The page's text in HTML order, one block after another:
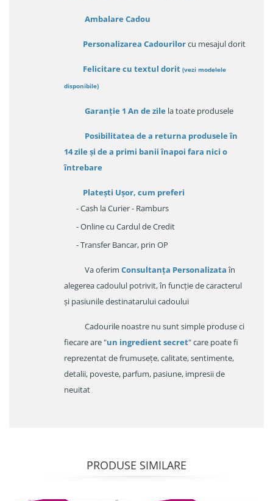
Ambalare Cadou
Personalizarea Cadourilorcu mesajul dorit
Felicitare cu textul dorit (vezi modelele
disponibile)
Garanție 1 An de zile la toate produsele
Posibilitatea de a returna produsele în
14 zileși de a primi banii înapoi fara nici o
întrebare
Platești Ușor, cum preferi
- Cash la Curier - Ramburs
- Online cu Cardul de Credit
- Transfer Bancar, prin OP
Va oferim Consultanța Personalizataîn
alegerea cadoulul potrivit, în funcție de caracterul
și pasiunile destinatarului cadoului
Cadourile noastre nu sunt simple produse ci
fiecare are "un ingredient secret" care poate fi
reprezentat de frumusețe, calitate, sentimente,
detalii, poveste, parfum, pasiune, impresii de
neuitat
PRODUSE SIMILARE